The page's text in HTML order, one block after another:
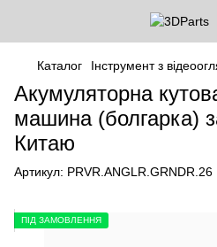
Каталог Інструмент з
Акумуляторна
машина (болгарка)
Китаю
Артикул: PRVR.ANGLR.GRNDR.26
ПІД ЗАМОВЛЕННЯ